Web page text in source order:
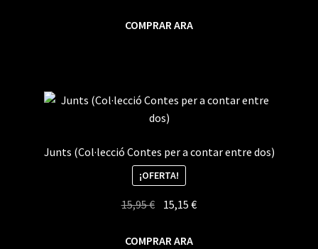
original
COMPRAR ARA
Junts (Col·lecció Contes per a contar entre dos)
¡OFERTA!
15,95€ El
original
15,15€El
COMPRAR ARA